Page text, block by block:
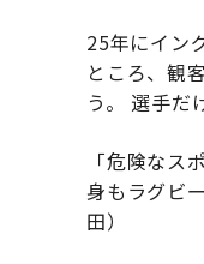
25年にイン
ところ、観
う。 選手だ
「危険な
身もラグビ
田）